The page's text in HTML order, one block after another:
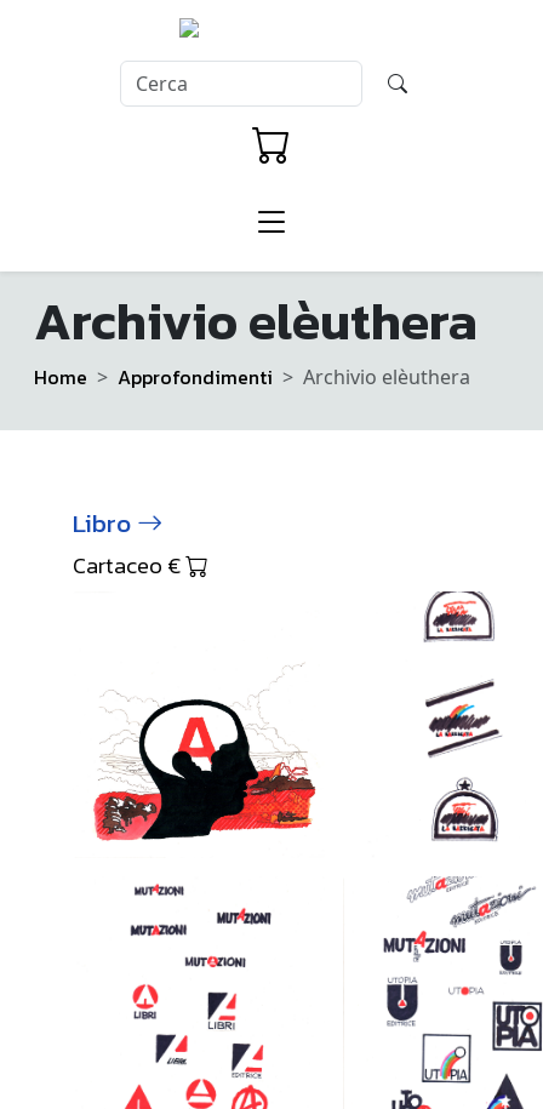
Archivio elèuthera
Home Approfondimenti Archivio elèuthera
Libro
Cartaceo €